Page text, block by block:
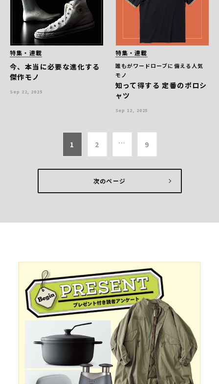
特集・連載
今、本当に必要な進化する
傑作モノ
Sep 22, 2025
特集・連載
誰もがワードローブに備える人気
モノ
知って得する 定番のポロシ
ャツ
Sep 12, 2025
1 2 … 9
次のページ